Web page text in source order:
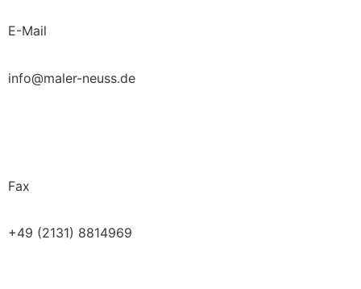
E-Mail
info@maler-neuss.de
Fax
+49 (2131) 8814969